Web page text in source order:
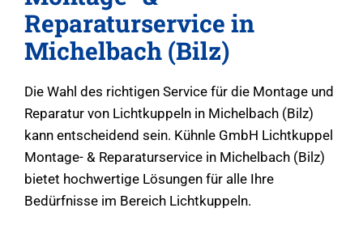
Reparaturservice in
Michelbach (Bilz)
Die Wahl des richtigen Service für die Montage und
Reparatur von Lichtkuppeln in Michelbach (Bilz)
kann entscheidend sein. Kühnle GmbH Lichtkuppel
Montage- & Reparaturservice in Michelbach (Bilz)
bietet hochwertige Lösungen für alle Ihre
Bedürfnisse im Bereich Lichtkuppeln.